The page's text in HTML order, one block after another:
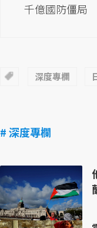
千億國防僵局
深度專欄
# 深度專欄